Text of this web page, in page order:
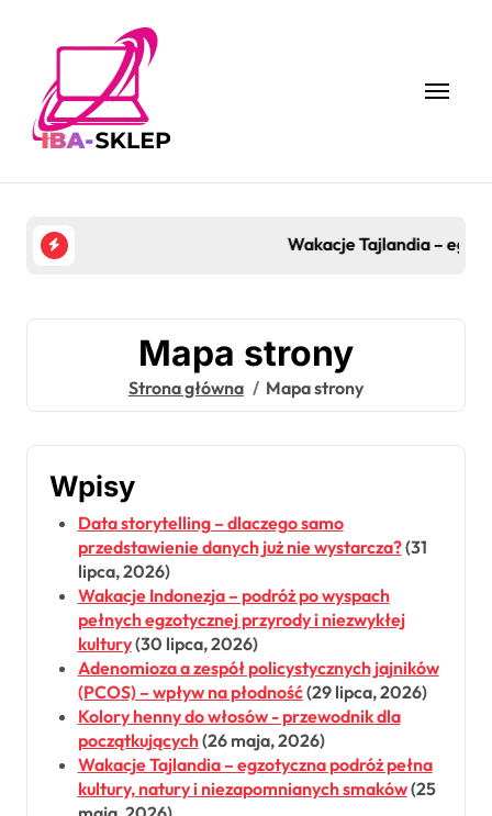
content
Wakacje Tajlandia – egzotyczna podróż pełna
Mapa strony
Strona główna Mapa strony
Wpisy
Data storytelling – dlaczego samo
przedstawienie danych już nie wystarcza?(31
lipca, 2026)
Wakacje Indonezja – podróż po wyspach
pełnych egzotycznej przyrody i niezwykłej
kultury(30 lipca, 2026)
Adenomioza a zespół policystycznych jajników
(PCOS) – wpływ na płodność(29 lipca, 2026)
Kolory henny do włosów - przewodnik dla
początkujących(26 maja, 2026)
Wakacje Tajlandia – egzotyczna podróż pełna
kultury, natury i niezapomnianych smaków(25